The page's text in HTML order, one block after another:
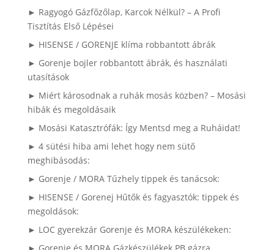
► Ragyogó Gázfőzőlap, Karcok Nélkül? – A Profi
Tisztítás Első Lépései
► HISENSE / GORENJE klíma robbantott ábrák
► Gorenje bojler robbantott ábrák, és használati
utasítások
► Miért károsodnak a ruhák mosás közben? – Mosási
hibák és megoldásaik
► Mosási Katasztrófák: Így Mentsd meg a Ruháidat!
► 4 sütési hiba ami lehet hogy nem sütő
meghibásodás:
► Gorenje / MORA Tűzhely tippek és tanácsok:
► HISENSE / Gorenej Hűtők és fagyasztók: tippek és
megoldások:
► LOC gyerekzár Gorenje és MORA készülékeken: